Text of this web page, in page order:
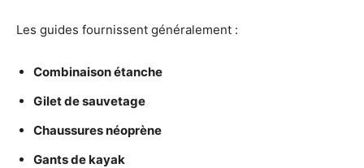
Les guides fournissent généralement :
Combinaison étanche
Gilet de sauvetage
Chaussures néoprène
Gants de kayak